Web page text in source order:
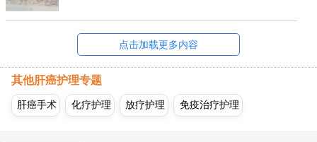
点击加载更多内容
其他肝癌护理专题
肝癌手术 化疗护理 放疗护理 免疫治疗护理